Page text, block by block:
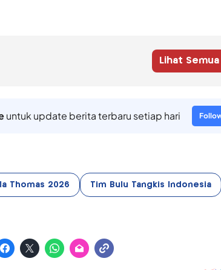
Lihat Semua
untuk update berita terbaru setiap hari
Thomas 2026 Tim Bulu Tangkis Indonesia